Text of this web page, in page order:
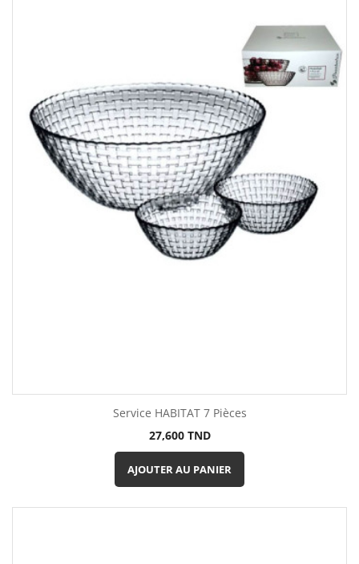
Service HABITAT 7 Pièces
Prix
27,600 TND
AJOUTER AU PANIER